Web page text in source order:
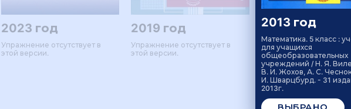
2023 год
Упражнение отсутствует в
этой версии.
2019 год
Упражнение отсутствует в
этой версии.
2013 год
Математика. 5 класс :
для учащихся
общеобразовательных
учреждений / Н. Я.
В. И. Жохов, А. С.
И. Шварцбурд. - 31
2013г.